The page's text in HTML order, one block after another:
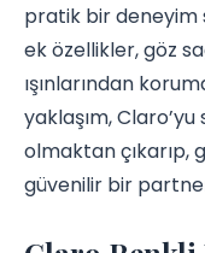
pratik bir deneyim
ek özellikler, göz
ışınlarından
yaklaşım,
olmaktan çıkarıp,
güvenilir bir